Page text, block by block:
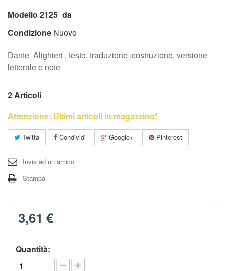
Modello 2125_da
Condizione Nuovo
Dante Alighieri , testo, traduzione ,costruzione, versione
letterale e note
2Articoli
Attenzione: Ultimi articoli in magazzino!
Twitta Condividi Google+ Pinterest
Invia ad un amico
Stampa
3,61 €
Quantità: